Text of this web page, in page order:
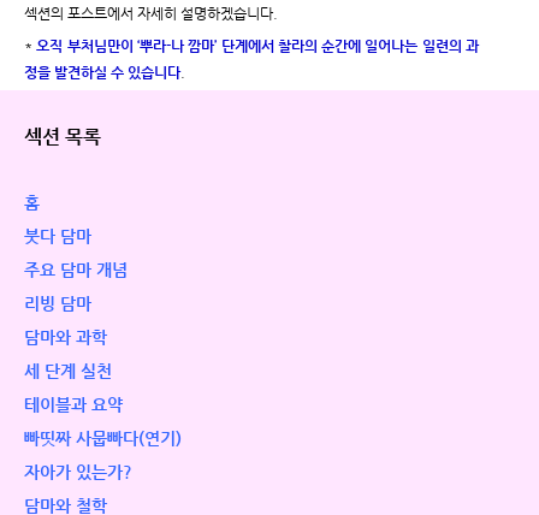
섹션의 포스트에서 자세히 설명하겠습니다.
*오직 부처님만이 ‘뿌라-나 깜마’ 단계에서 찰라의 순간에 일어나는 일련의 과
정을 발견하실 수 있습니다.
섹션 목록
홈
붓다 담마
주요 담마 개념
리빙 담마
담마와 과학
세 단계 실천
테이블과 요약
빠띳짜 사뭅빠다(연기)
자아가 있는가?
담마와 철학